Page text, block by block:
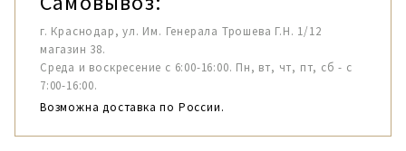
г. Краснодар, ул. Им. Генерала Трошева Г.Н. 1/12
магазин 38.
Среда и воскресение с 6:00-16:00. Пн, вт, чт, пт, сб - с
7:00-16:00.
Возможна доставка по России.